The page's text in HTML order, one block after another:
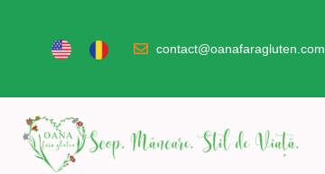
contact@oanafaragluten.com